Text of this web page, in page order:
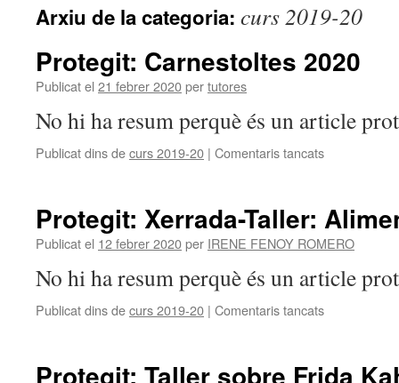
Arxiu de la categoria: curs 2019-20
Protegit: Carnestoltes 2020
Publicat el 21 febrer 2020pertutores
No hi ha resum perquè és un article
Publicat dins decurs 2019-20 | Comentaris tancats
2020
Protegit: Xerrada-Taller:
Publicat el 12 febrer 2020per IRENE FENOY ROMERO
No hi ha resum perquè és un article
Publicat dins decurs 2019-20 | Comentaris tancats
Taller:
Protegit: Taller sobre Frida